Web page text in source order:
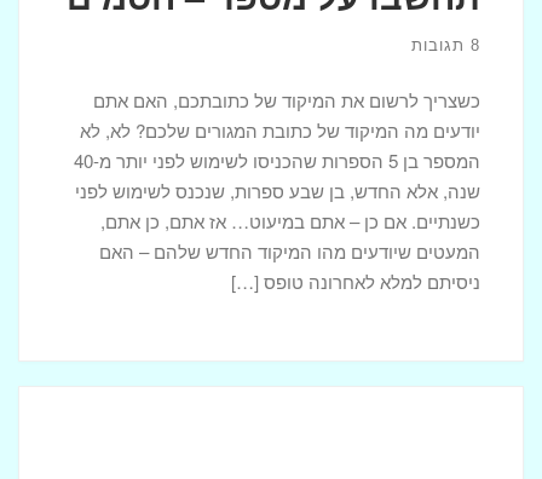
8 תגובות
כשצריך לרשום את המיקוד של כתובתכם, האם אתם
יודעים מה המיקוד של כתובת המגורים שלכם? לא, לא
המספר בן 5 הספרות שהכניסו לשימוש לפני יותר מ-40
שנה, אלא החדש, בן שבע ספרות, שנכנס לשימוש לפני
כשנתיים. אם כן – אתם במיעוט… אז אתם, כן אתם,
המעטים שיודעים מהו המיקוד החדש שלהם – האם
ניסיתם למלא לאחרונה טופס […]